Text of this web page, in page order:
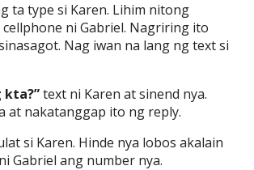
ta type si Karen. Lihim nitong
ni Gabriel. Nagriring ito
Nag iwan na lang ng text si
kta?”text ni Karen at sinend nya.
at nakatanggap ito ng reply.
si Karen. Hinde nya lobos akalain
Gabriel ang number nya.